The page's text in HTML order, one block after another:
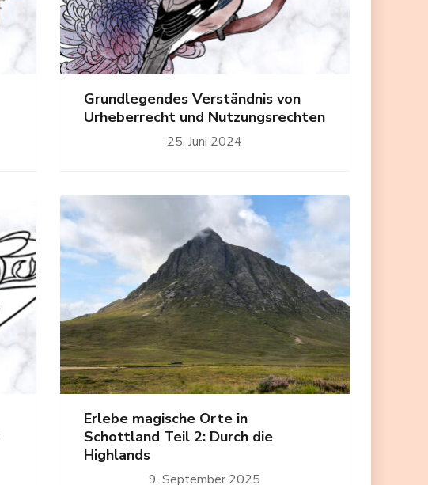
Grundlegendes Verständnis von
Urheberrecht und Nutzungsrechten
25. Juni 2024
Erlebe magische Orte in
Schottland Teil 2: Durch die
Highlands
9. September 2025